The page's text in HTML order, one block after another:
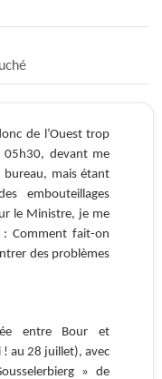
de l’Ouest trop
devant me
mais étant
embouteillages
le Ministre, je me
Comment fait-on
des problèmes
entre Bour et
! au 28 juillet), avec
» de